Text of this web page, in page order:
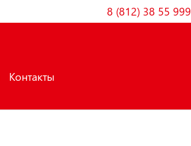
8 (812) 38 55 999
Контакты